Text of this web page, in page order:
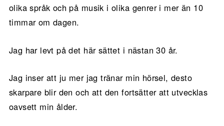
olika språk och på musik i olika genrer i mer än 10
timmar om dagen.
Jag har levt på det här sättet i nästan 30 år.
Jag inser att ju mer jag tränar min hörsel, desto
skarpare blir den och att den fortsätter att utvecklas
oavsett min ålder.